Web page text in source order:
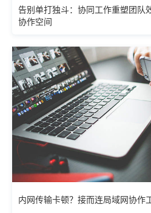
告别单打独斗：协同工作重塑团队
协作空间
内网传输卡顿？接而连局域网协作